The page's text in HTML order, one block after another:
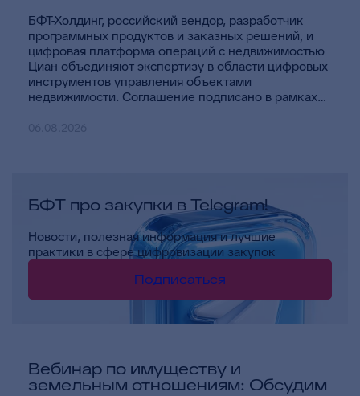
БФТ-Холдинг, российский вендор, разработчик
программных продуктов и заказных решений, и
цифровая платформа операций с недвижимостью
Циан объединяют экспертизу в области цифровых
инструментов управления объектами
недвижимости. Соглашение подписано в рамках
БФТ про закупки в Telegram!
Новости, полезная информация и лучшие
практики в сфере цифровизации закупок
Подписаться
Вебинар по имуществу и
земельным отношениям: Обсудим